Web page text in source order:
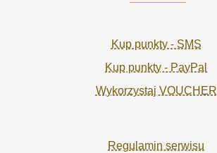
Kup punkty - SMS
Kup punkty - PayPal
Wykorzystaj VOUCHER
Regulamin serwisu